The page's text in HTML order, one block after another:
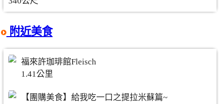
附近美食
福來許珈琲館Fleisch
1.41公里
【團購美食】給我吃一口之提拉米蘇篇~